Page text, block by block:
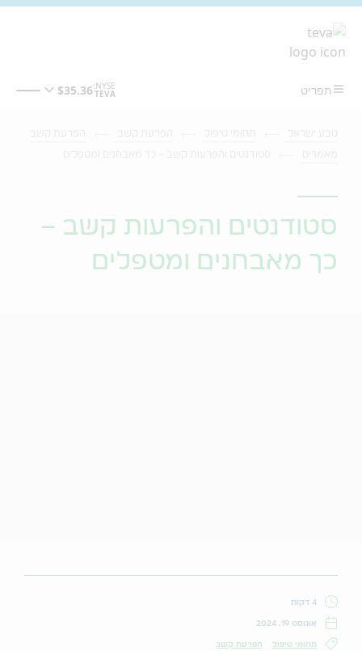
סטודנטים והפרעות קשב –
כך מאבחנים ומטפלים
4 דקות
אוגוסט 19, 2024
תחומי טיפול הפרעת קשב